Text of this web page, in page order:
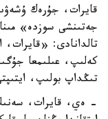
قايرات، جۇرەك
جەتىنشى سوزدە»
تالدانادى:
كەلىپ، عىلىمعا
تىڭداپ بولىپ،
- ەي، قايرات،